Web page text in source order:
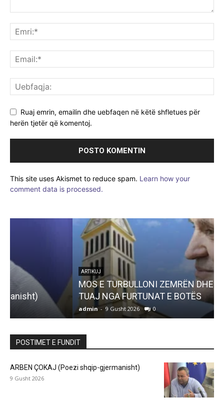
Ruaj emrin, emailin dhe uebfaqen në këtë shfletues për
herën tjetër që komentoj.
This site uses Akismet to reduce spam. Learn how your
comment data is processed.
ARTIKUJ
MOS E TURBULLONI ZEMRËN DHE SHPIRTIN
TUAJ NGA FURTUNAT E BOTËS
9 Gusht 2026 0
POSTIMET E FUNDIT
ARBEN ÇOKAJ (Poezi shqip-gjermanisht)
9 Gusht 2026